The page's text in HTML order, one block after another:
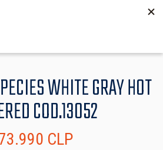
WHITE GRAY HOT
COD.13052
CLP